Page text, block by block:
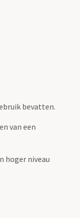
bevatten.
van een
hoger niveau